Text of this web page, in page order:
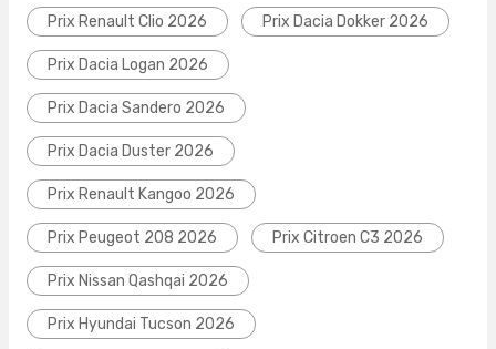
Prix Renault Clio 2026 Prix Dacia Dokker 2026
Prix Dacia Logan 2026
Prix Dacia Sandero 2026
Prix Dacia Duster 2026
Prix Renault Kangoo 2026
Prix Peugeot 208 2026 Prix Citroen C3 2026
Prix Nissan Qashqai 2026
Prix Hyundai Tucson 2026